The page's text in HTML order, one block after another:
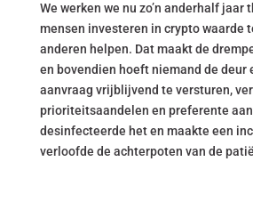
We werken we nu zo’n anderhalf jaar
mensen investeren in crypto waarde
anderen helpen. Dat maakt de
en bovendien hoeft niemand de deur
aanvraag vrijblijvend te versturen,
prioriteitsaandelen en preferente
desinfecteerde het en maakte een
verloofde de achterpoten van de